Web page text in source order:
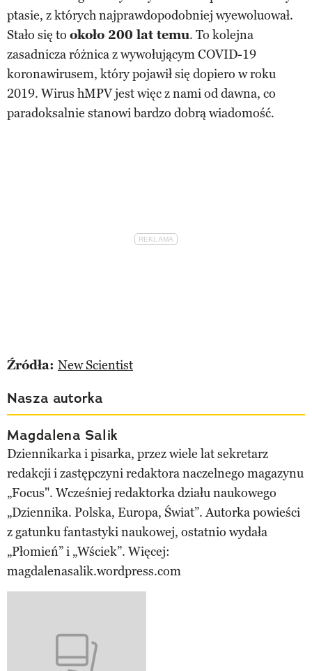
ptasie, z których najprawdopodobniej wyewoluował.
Stało się to około 200 lat temu. To kolejna
zasadnicza różnica z wywołującym COVID-19
koronawirusem, który pojawił się dopiero w roku
2019. Wirus hMPV jest więc z nami od dawna, co
paradoksalnie stanowi bardzo dobrą wiadomość.
Źródła: New Scientist
Nasza autorka
Magdalena Salik
Dziennikarka i pisarka, przez wiele lat sekretarz
redakcji i zastępczyni redaktora naczelnego magazynu
„Focus". Wcześniej redaktorka działu naukowego
„Dziennika. Polska, Europa, Świat”. Autorka powieści
z gatunku fantastyki naukowej, ostatnio wydała
„Płomień” i „Wściek”. Więcej:
magdalenasalik.wordpress.com